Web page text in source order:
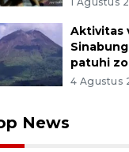
Aktivitas
patuhi
4 Agustus
News